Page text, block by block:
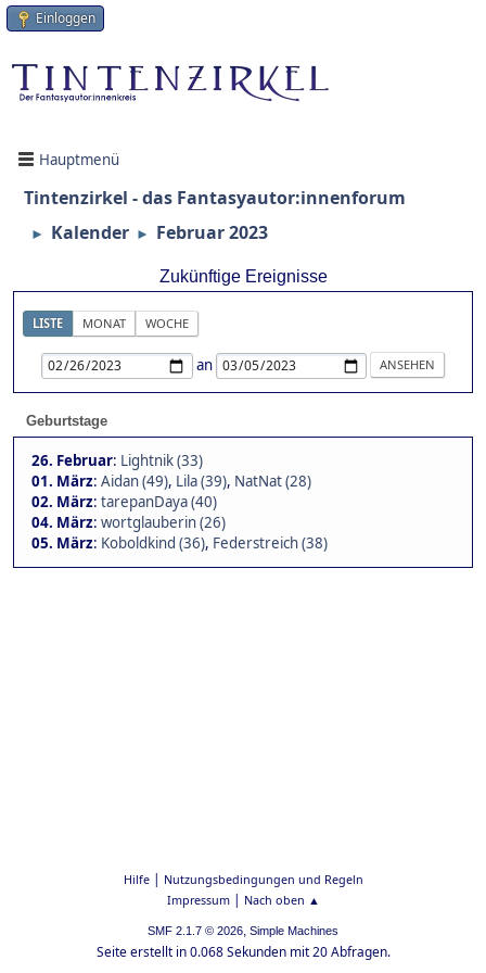
Einloggen
Hauptmenü
Tintenzirkel - das Fantasyautor:innenforum
► Kalender ► Februar 2023
Zukünftige Ereignisse
LISTE MONAT WOCHE
an
Geburtstage
26. Februar: Lightnik (33)
01. März: Aidan (49), Lila (39), NatNat (28)
02. März: tarepanDaya (40)
04. März: wortglauberin (26)
05. März: Koboldkind (36), Federstreich (38)
Hilfe| Nutzungsbedingungen und Regeln
Impressum| Nach oben ▲
SMF 2.1.7 © 2026, Simple Machines
Seite erstellt in 0.068 Sekunden mit 20 Abfragen.